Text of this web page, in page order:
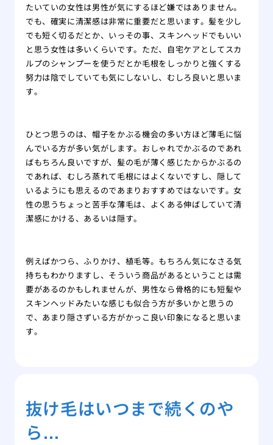
たいていの女性は男性が気にするほど嫌ではありません。
でも、確実に清潔感は非常に重要だと思います。髪を少し
でも短く切るだとか、いっその事、スキンヘッドでもいい
と思う女性は多いくらいです。ただ、自宅ケアとしてスカ
ルプのシャンプーを使うだとか毛根をしっかりと強くする
努力は陰でしていても気にしないし、むしろ良いと思いま
す。
ひとつ思うのは、帽子をかぶる機会の多い方ほど薄毛に悩
んでいる方が多い気がします。おしゃれでかぶるのであれ
ばもちろん良いですが、髪の毛が薄く感じたからかぶるの
であれば、むしろ蒸れて毛根にはよくないですし、隠して
いるようにも思えるのであまりおすすめではないです。女
性の思うちょっと苦手な薄毛は、よくある伸ばしていて清
潔感にかける、あるいは隠す。
例えばかつら、ふりかけ、植毛等。もちろん気になさる気
持ちもわかりますし、そういう商品があるということは需
要があるのかもしれませんが、男性なら骨格的にも短髪や
スキンヘッドみたいな感じも似合う方が多いかと思うの
で、あまり隠さずいる方がかっこ良い印象になると思いま
す。
抜け毛はいつまで続くのや
ら…